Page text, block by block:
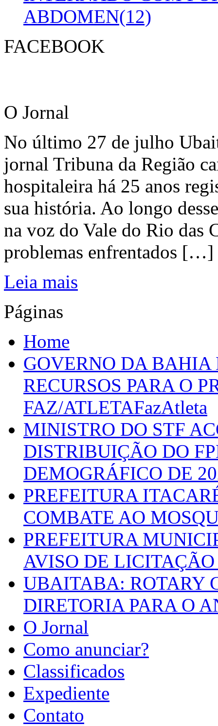
ABDOMEN(12)
FACEBOOK
O Jornal
No último 27 de julho
jornal Tribuna da Região
hospitaleira há 25 anos
sua história. Ao longo
na voz do Vale do Rio das
problemas enfrentados […]
Leia mais
Páginas
Home
GOVERNO DA
RECURSOS PARA O
FAZ/ATLETAFazAtleta
MINISTRO DO STF
DISTRIBUIÇÃO DO
DEMOGRÁFICO DE
PREFEITURA
COMBATE AO
PREFEITURA
AVISO DE LICITAÇÃO
UBAITABA: ROTARY
DIRETORIA PARA O
O Jornal
Como anunciar?
Classificados
Expediente
Contato